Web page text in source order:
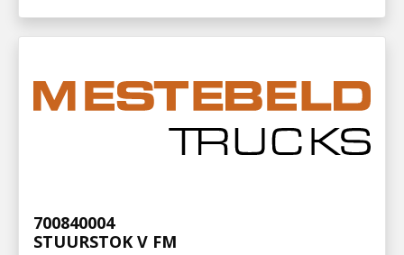
700840004
STUURSTOK V FM